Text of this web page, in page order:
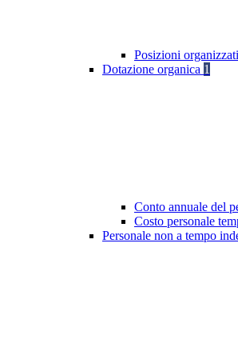
Posizioni
Dotazione organica 1
Conto annuale del
Costo personale
Personale non a tempo